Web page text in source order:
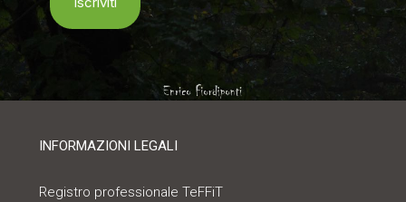
INFORMAZIONI LEGALI
Registro professionale TeFFiT